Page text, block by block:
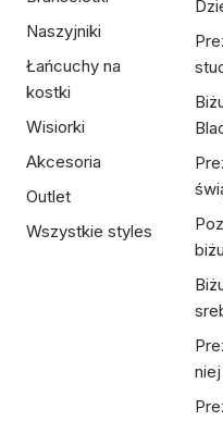
Naszyjniki
Łańcuchy na
kostki
Wisiorki
Akcesoria
Outlet
Wszystkie styles
niej